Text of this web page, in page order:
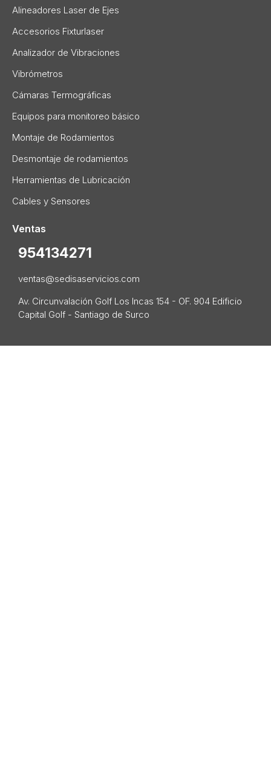
Alineadores Laser de Ejes
Accesorios Fixturlaser
Analizador de Vibraciones
Vibrómetros
Cámaras Termográficas
Equipos para monitoreo básico
Montaje de Rodamientos
Desmontaje de rodamientos
Herramientas de Lubricación
Cables y Sensores
Ventas
954134271
ventas@sedisaservicios.com
Av. Circunvalación Golf Los Incas 154 - OF. 904 Edificio
Capital Golf - Santiago de Surco